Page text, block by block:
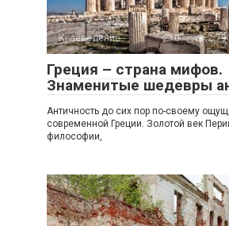
Краеведение 0 2
Греция – страна мифов.
Знаменитые шедевры
Античность до сих пор по-своему
современной Греции. Золотой век
философии,